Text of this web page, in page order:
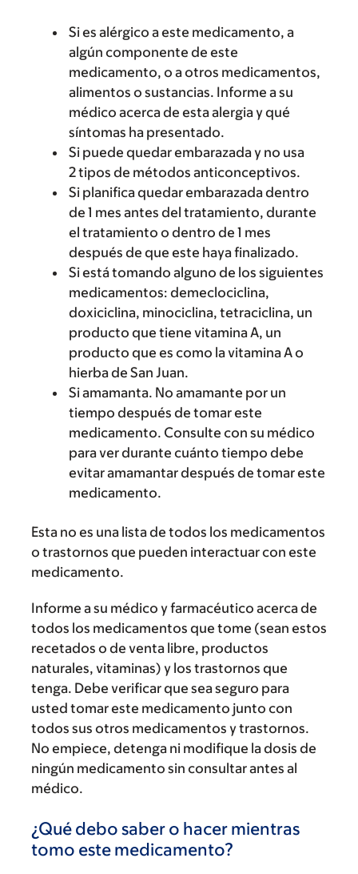
Si es alérgico a este medicamento, a
algún componente de este
medicamento, o a otros medicamentos,
alimentos o sustancias. Informe a su
médico acerca de esta alergia y qué
síntomas ha presentado.
Si puede quedar embarazada y no usa
2 tipos de métodos anticonceptivos.
Si planifica quedar embarazada dentro
de 1 mes antes del tratamiento, durante
el tratamiento o dentro de 1 mes
después de que este haya finalizado.
Si está tomando alguno de los siguientes
medicamentos: demeclociclina,
doxiciclina, minociclina, tetraciclina, un
producto que tiene vitamina A, un
producto que es como la vitamina A o
hierba de San Juan.
Si amamanta. No amamante por un
tiempo después de tomar este
medicamento. Consulte con su médico
para ver durante cuánto tiempo debe
evitar amamantar después de tomar este
medicamento.
Esta no es una lista de todos los medicamentos
o trastornos que pueden interactuar con este
medicamento.
Informe a su médico y farmacéutico acerca de
todos los medicamentos que tome (sean estos
recetados o de venta libre, productos
naturales, vitaminas) y los trastornos que
tenga. Debe verificar que sea seguro para
usted tomar este medicamento junto con
todos sus otros medicamentos y trastornos.
No empiece, detenga ni modifique la dosis de
ningún medicamento sin consultar antes al
médico.
¿Qué debo saber o hacer mientras
tomo este medicamento?